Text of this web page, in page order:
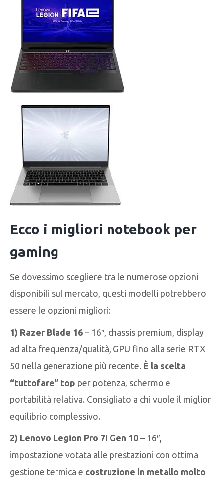
Ecco i migliori notebook per
gaming
Se dovessimo scegliere tra le numerose opzioni
disponibili sul mercato, questi modelli potrebbero
essere le opzioni migliori:
1) Razer Blade 16 – 16″, chassis premium, display
ad alta frequenza/qualità, GPU fino alla serie RTX
50 nella generazione più recente. È la scelta
“tuttofare” top per potenza, schermo e
portabilità relativa. Consigliato a chi vuole il miglior
equilibrio complessivo.
2) Lenovo Legion Pro 7i Gen 10 – 16″,
impostazione votata alle prestazioni con ottima
gestione termica e costruzione in metallo molto